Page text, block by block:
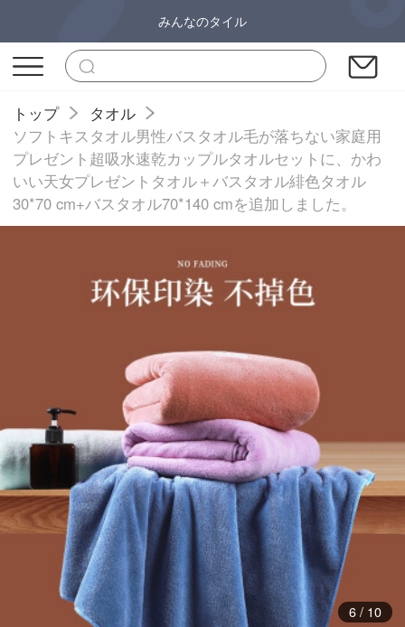
みんなのタイル
トップ
タオル
ソフトキスタオル男性バスタオル毛が落ちない家庭用
プレゼント超吸水速乾カップルタオルセットに、かわ
いい天女プレゼントタオル＋バスタオル緋色タオル
30*70 cm+バスタオル70*140 cmを追加しました。
7/ 10